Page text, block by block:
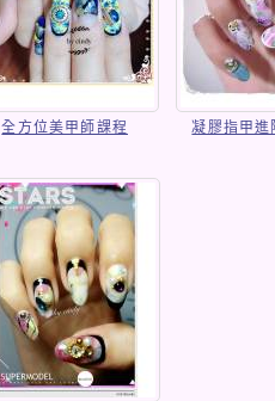
全方位美甲師課程 凝膠指甲